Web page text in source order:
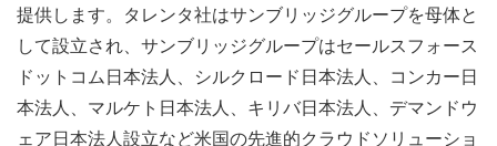
提供します。タレンタ社はサンブリッジグループを母体と
して設立され、サンブリッジグループはセールスフォース
ドットコム日本法人、シルクロード日本法人、コンカー日
本法人、マルケト日本法人、キリバ日本法人、デマンドウ
ェア日本法人設立など米国の先進的クラウドソリューショ